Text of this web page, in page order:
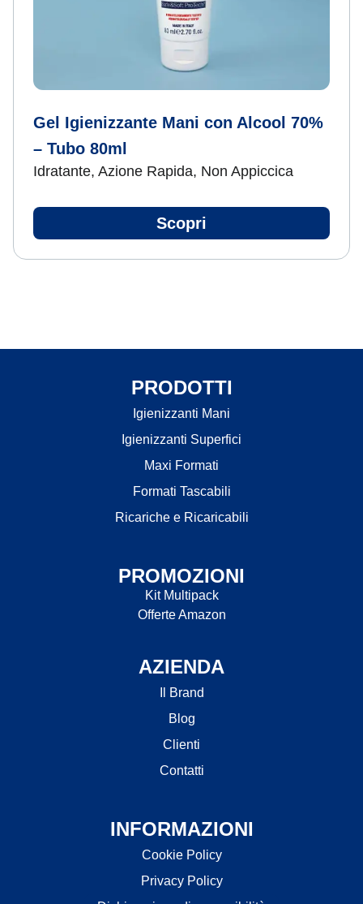
Gel Igienizzante Mani con Alcool 70%
– Tubo 80ml
Idratante, Azione Rapida, Non Appiccica
Scopri
PRODOTTI
Igienizzanti Mani
Igienizzanti Superfici
Maxi Formati
Formati Tascabili
Ricariche e Ricaricabili
PROMOZIONI
Kit Multipack
Offerte Amazon
AZIENDA
Il Brand
Blog
Clienti
Contatti
INFORMAZIONI
Cookie Policy
Privacy Policy